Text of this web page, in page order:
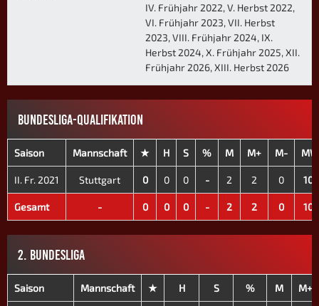
IV. Frühjahr 2022, V. Herbst 2022,
VI. Frühjahr 2023, VII. Herbst
2023, VIII. Frühjahr 2024, IX.
Herbst 2024, X. Frühjahr 2025, XII.
Frühjahr 2026, XIII. Herbst 2026
BUNDESLIGA-QUALIFIKATION
Saison Mannschaft ★ H S % M M+ M-
II. Fr. 2021 Stuttgart 0 0 0 - 2 2 0
Gesamt - 0 0 0 - 2 2 0
2. BUNDESLIGA
Saison Mannschaft ★ H S % M M+